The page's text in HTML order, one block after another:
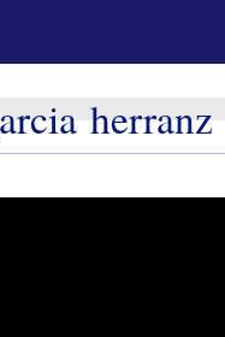
herranz